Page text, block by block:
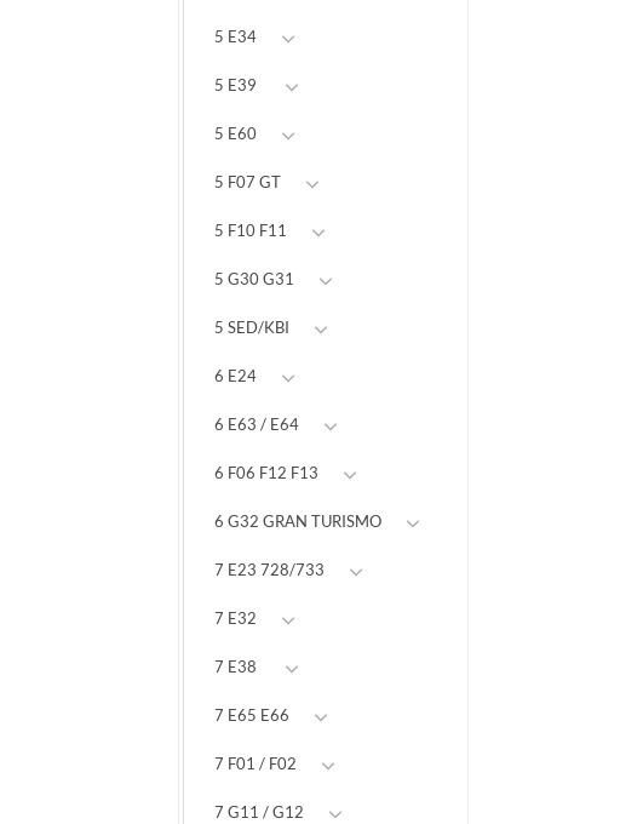
5 E34
5 E39
5 E60
5 F07 GT
5 F10 F11
5 G30 G31
5 SED/KBI
6 E24
6 E63 / E64
6 F06 F12 F13
6 G32 GRAN TURISMO
7 E23 728/733
7 E32
7 E38
7 E65 E66
7 F01 / F02
7 G11 / G12